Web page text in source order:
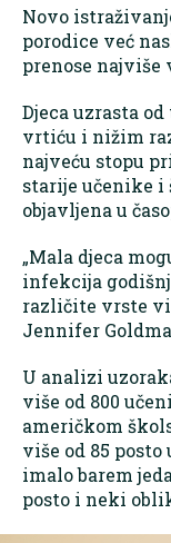
Novo
porodice već
prenose najviše
Djeca uzrasta
vrtiću i nižim
najveću stopu
starije učenike i
objavljena u
„Mala djeca
infekcija
različite vrste
Jennifer
U analizi
više od 800
američkom
više od 85
imalo barem
posto i neki